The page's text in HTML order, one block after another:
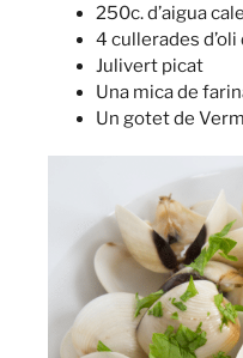
250c. d’aigua
4 cullerades d’oli
Julivert picat
Una mica de
Un gotet de